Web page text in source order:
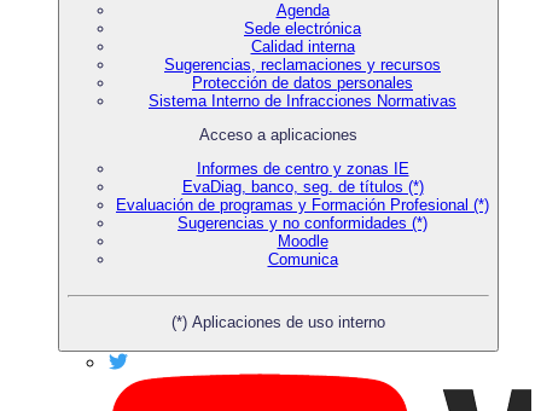
Agenda
Sede electrónica
Calidad interna
Sugerencias, reclamaciones y recursos
Protección de datos personales
Sistema Interno de Infracciones Normativas
Acceso a aplicaciones
Informes de centro y zonas IE
EvaDiag, banco, seg. de títulos (*)
Evaluación de programas y Formación Profesional (*)
Sugerencias y no conformidades (*)
Moodle
Comunica
(*) Aplicaciones de uso interno